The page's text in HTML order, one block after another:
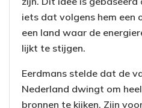
iets dat volgens hem een
een land waar de
lijkt te stijgen.
Eerdmans stelde dat de
Nederland dwingt om
bronnen te kijken. Zijn